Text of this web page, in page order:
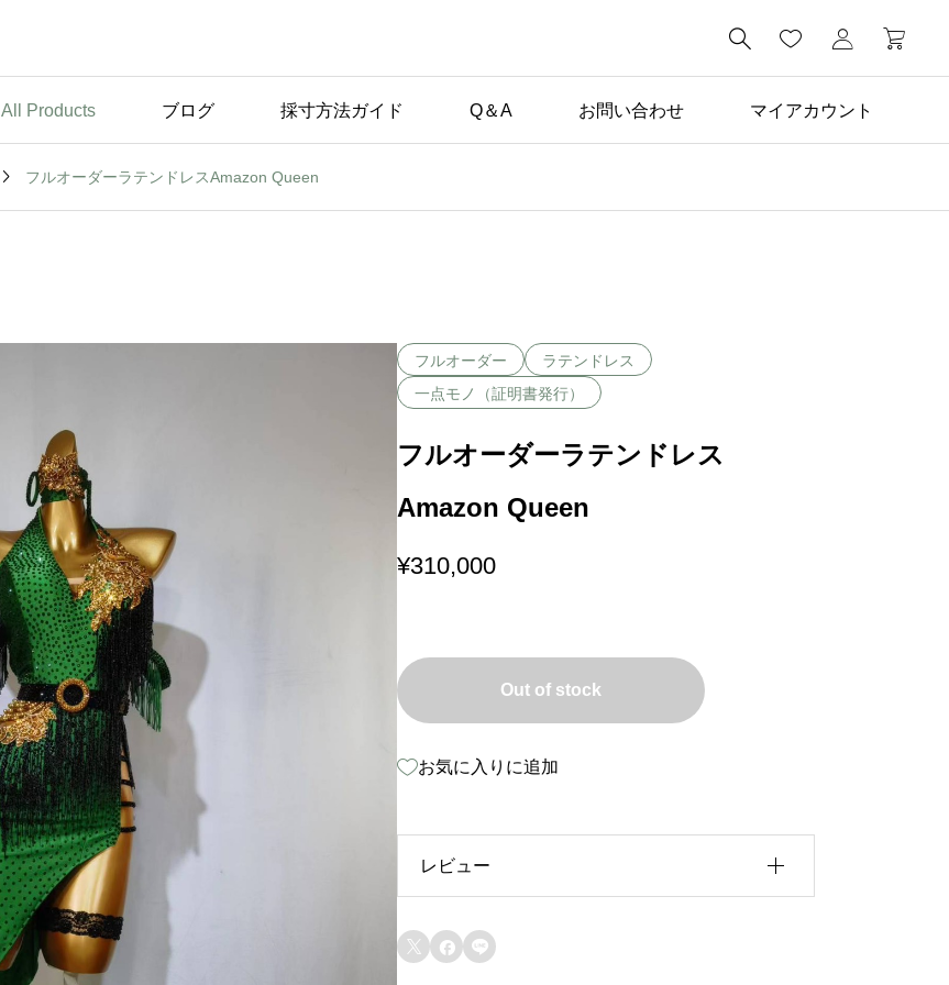

All Products ブログ 採寸方法ガイド Q＆A お問い合わせ マイアカウント
未分類 未分類
 フルオーダーラテンドレスAmazon Queen
フルオーダー
ラテンドレス
一点モノ（証明書発行）
フルオーダーラテンドレス
Amazon Queen
¥310,000
Out of stock
お気に入りに追加
レビュー
レビュー投稿には、会員登録が必要です。
  